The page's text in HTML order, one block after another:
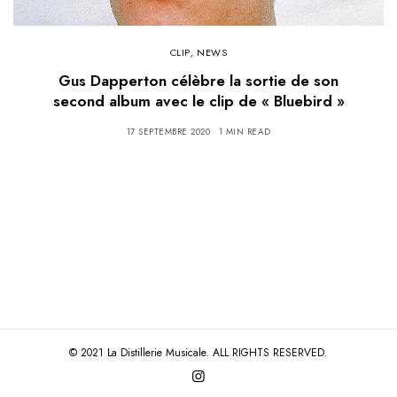
CLIP, NEWS
Gus Dapperton célèbre la sortie de son
second album avec le clip de « Bluebird »
17 SEPTEMBRE 2020 1 MIN READ
© 2021 La Distillerie Musicale. ALL RIGHTS RESERVED.